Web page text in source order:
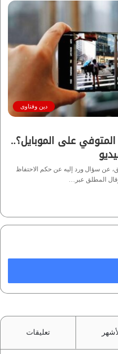
دين وفتاوى
على الموبايل؟..
عن سؤال ورد إليه عن حكم الاحتفاظ
المطلق عبر…
تعليقات